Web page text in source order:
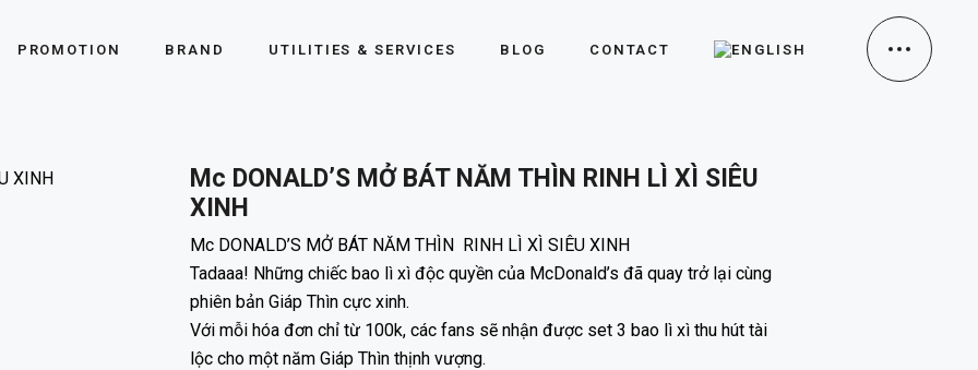
PROMOTION BRAND UTILITIES & SERVICES BLOG CONTACT
Mc DONALD’S MỞ BÁT NĂM THÌN RINH LÌ XÌ SIÊU
XINH
Mc DONALD’S MỞ BÁT NĂM THÌN RINH LÌ XÌ SIÊU XINH
Tadaaa! Những chiếc bao lì xì độc quyền của McDonald’s đã quay trở lại cùng
phiên bản Giáp Thìn cực xinh.
Với mỗi hóa đơn chỉ từ 100k, các fans sẽ nhận được set 3 bao lì xì thu hút tài
lộc cho một năm Giáp Thìn thịnh vượng.